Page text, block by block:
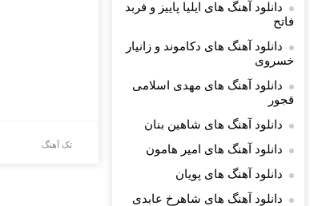
تک آهنگ
دانلود آهنگ های ایلیا پاییز و فربد
فاتح
دانلود آهنگ های دکاموند و زانیار
خسروی
دانلود آهنگ های مهدی اسلامی
قجور
دانلود آهنگ های شاهین بنان
دانلود آهنگ های امیر هامون
دانلود آهنگ های پویان
دانلود آهنگ های شاهرخ عابدی